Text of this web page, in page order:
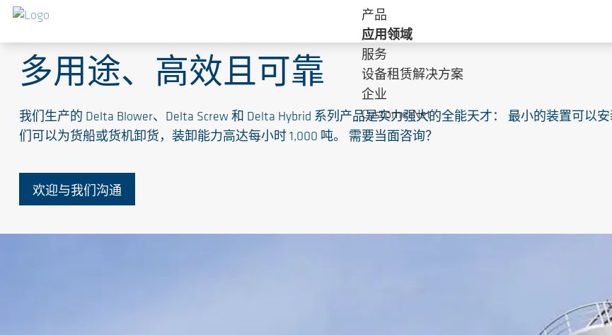
多用途、高效且可靠
我们生产的 Delta Blower、Delta Screw 和 Delta Hybrid 系列产品是实力强大的全能天才： 最小的装置可
们可以为货船或货机卸货，装卸能力高达每小时 1,000 吨。 需要当面咨询？
欢迎与我们沟通
产品
应用领域
服务
设备租赁解决方案
企业
CustomerNet